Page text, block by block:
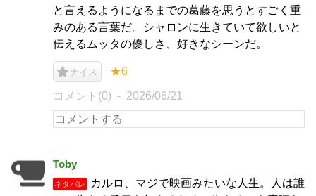
と言えるようになるまでの葛藤を思うとすごく重
みのある言葉だ。シャロンに生きていて欲しいと
伝えるムッタの優しさ、好きなシーンだ。
ナイス ★6
コメント(0) 2026/06/21
Toby
ネタバレ
カルロ、マジで映画みたいな人生。人は誰